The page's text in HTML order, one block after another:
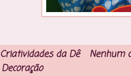
Criatividades da Dê
Nenhum
Decoração